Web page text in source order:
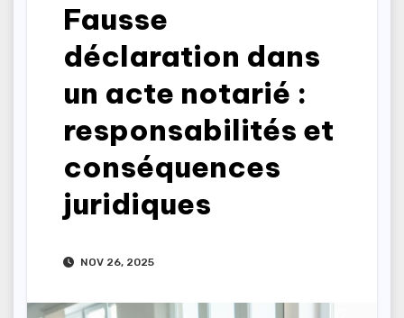
Fausse
déclaration dans
un acte notarié :
responsabilités et
conséquences
juridiques
NOV 26, 2025